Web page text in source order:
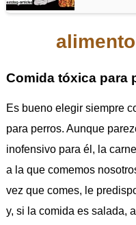
Comida tóxica para
Es bueno elegir siempre
para perros. Aunque
inofensivo para él, la
a la que comemos
vez que comes, le
y, si la comida es salada,